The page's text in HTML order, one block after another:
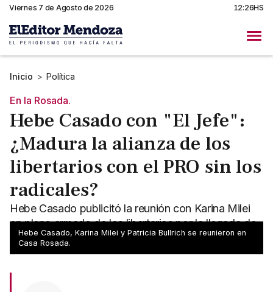
Viernes 7 de Agosto de 2026 12:26HS
Inicio > Política
En la Rosada.
Hebe Casado con "El Jefe":
¿Madura la alianza de los
libertarios con el PRO sin los
radicales?
Hebe Casado publicitó la reunión con Karina Milei
en pleno armado de los libertarios por la llegada de
la hermana del presidente a Mendoza.
Hebe Casado, Karina Milei y Patricia Bullrich se reunieron en
Casa Rosada.